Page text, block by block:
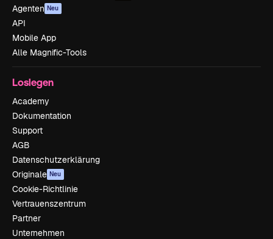
Agenten Neu
API
Mobile App
Alle Magnific-Tools
Loslegen
Academy
Dokumentation
Support
AGB
Datenschutzerklärung
Originale Neu
Cookie-Richtlinie
Vertrauenszentrum
Partner
Unternehmen